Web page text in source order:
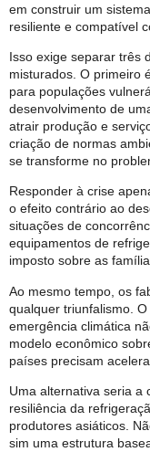
em construir um
resiliente e compatível
Isso exige separar três
misturados. O primeiro
para populações
desenvolvimento de
atrair produção e
criação de normas
se transforme no
Responder à crise
o efeito contrário ao
situações de
equipamentos de
imposto sobre as
Ao mesmo tempo, os
qualquer triunfalismo.
emergência climática
modelo econômico
países precisam
Uma alternativa seria a
resiliência da
produtores asiáticos.
sim uma estrutura